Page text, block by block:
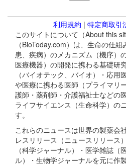
利用規約 | 特定商取引
このサイトについて（About this
（BioToday.com）は、生命の仕
患、疾病）のメカニズム（機序）
医療機器）の開発に携わる基礎研
（バイオテック、バイオ）・応
や医療に携わる医師（プライマリ
護師・薬剤師・介護福祉士などの
ライフサイエンス（生命科学）の
す。
これらのニュースは世界の製薬会
レスリリース（ニュースリリース
（科学ジャーナル）・医学雑誌（
ル）・生物学ジャーナルを元に作